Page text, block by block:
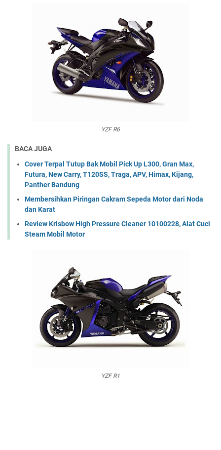
YZF R6
BACA JUGA
Cover Terpal Tutup Bak Mobil Pick Up L300, Gran Max,
Futura, New Carry, T120SS, Traga, APV, Himax, Kijang,
Panther Bandung
Membersihkan Piringan Cakram Sepeda Motor dari Noda
dan Karat
Review Krisbow High Pressure Cleaner 10100228, Alat Cuci
Steam Mobil Motor
YZF R1